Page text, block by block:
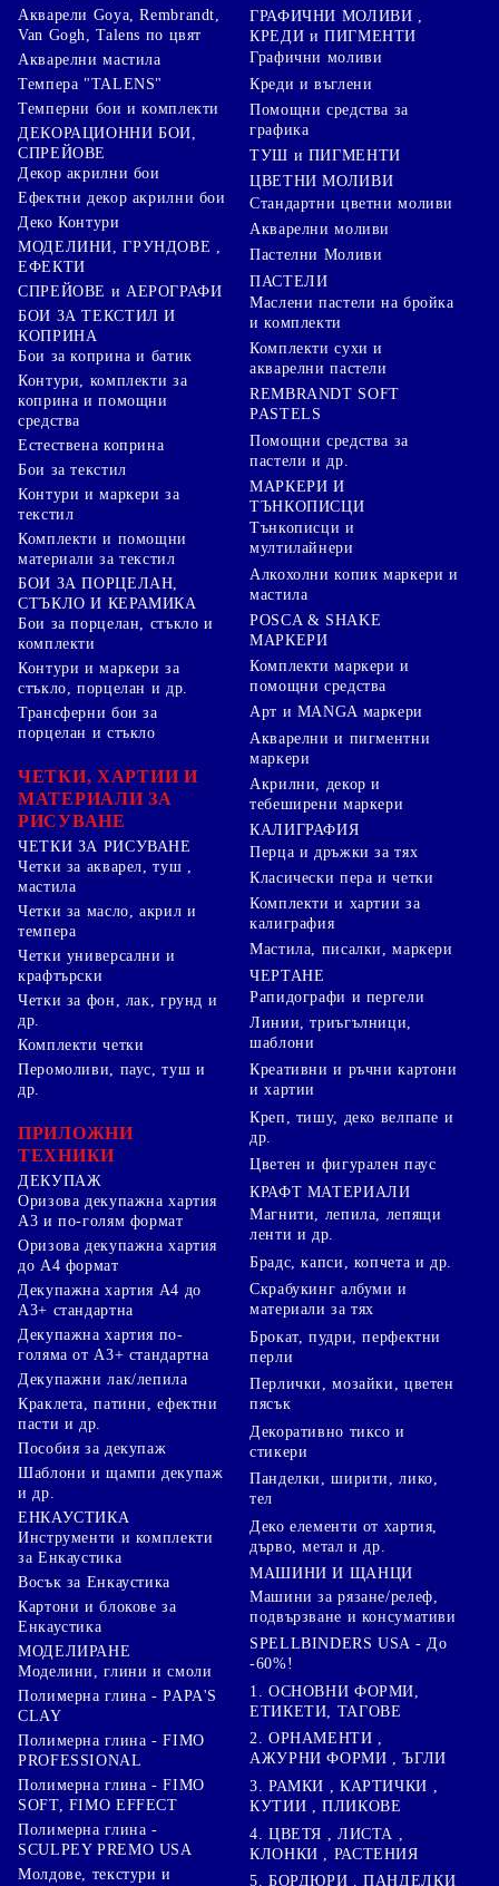
Акварели Goya, Rembrandt,
Van Gogh, Talens по цвят
Акварелни мастила
Темпера "TALENS"
Темперни бои и комплекти
ДЕКОРАЦИОННИ БОИ,
СПРЕЙОВЕ
Декор акрилни бои
Ефектни декор акрилни бои
Деко Контури
МОДЕЛИНИ, ГРУНДОВЕ ,
ЕФЕКТИ
СПРЕЙОВЕ и АЕРОГРАФИ
БОИ ЗА ТЕКСТИЛ И
КОПРИНА
Бои за коприна и батик
Контури, комплекти за
коприна и помощни
средства
Естествена коприна
Бои за текстил
Контури и маркери за
текстил
Комплекти и помощни
материали за текстил
БОИ ЗА ПОРЦЕЛАН,
СТЪКЛО И КЕРАМИКА
Бои за порцелан, стъкло и
комплекти
Контури и маркери за
стъкло, порцелан и др.
Трансферни бои за
порцелан и стъкло
ЧЕТКИ, ХАРТИИ И
МАТЕРИАЛИ ЗА
РИСУВАНЕ
ЧЕТКИ ЗА РИСУВАНЕ
Четки за акварел, туш ,
мастила
Четки за масло, акрил и
темпера
Четки универсални и
крафтърски
Четки за фон, лак, грунд и
др.
Комплекти четки
ГРАФИЧНИ МОЛИВИ ,
КРЕДИ и ПИГМЕНТИ
Графични моливи
Креди и въглени
Помощни средства за
графика
ТУШ и ПИГМЕНТИ
ЦВЕТНИ МОЛИВИ
Стандартни цветни моливи
Акварелни моливи
Пастелни Моливи
ПАСТЕЛИ
Маслени пастели на бройка
и комплекти
Комплекти сухи и
акварелни пастели
REMBRANDT SOFT
PASTELS
Помощни средства за
пастели и др.
МАРКЕРИ И
ТЪНКОПИСЦИ
Тънкописци и
мултилайнери
Алкохолни копик маркери и
мастила
POSCA & SHAKE
МАРКЕРИ
Комплекти маркери и
помощни средства
Арт и MANGA маркери
Акварелни и пигментни
маркери
Акрилни, декор и
тебеширени маркери
КАЛИГРАФИЯ
Перца и дръжки за тях
Класически пера и четки
Комплекти и хартии за
калиграфия
Мастила, писалки, маркери
ЧЕРТАНЕ
Рапидографи и пергели
Линии, триъгълници,
шаблони
Перомоливи, паус, туш и
др.
ПРИЛОЖНИ
ТЕХНИКИ
ДЕКУПАЖ
Оризова декупажна хартия
А3 и по-голям формат
Оризова декупажна хартия
до А4 формат
Декупажна хартия А4 до
А3+ стандартна
Декупажна хартия по-
голяма от А3+ стандартна
Декупажни лак/лепила
Краклета, патини, ефектни
пасти и др.
Пособия за декупаж
Шаблони и щампи декупаж
и др.
ЕНКАУСТИКА
Инструменти и комплекти
за Енкаустика
Восък за Енкаустика
Картони и блокове за
Енкаустика
МОДЕЛИРАНЕ
Моделини, глини и смоли
Полимерна глина - PAPA'S
CLAY
Полимерна глина - FIMO
PROFESSIONAL
Полимерна глина - FIMO
SOFT, FIMO EFFECT
Полимерна глина -
SCULPEY PREMO USA
Молдове, текстури и
Креативни и ръчни картони
и хартии
Креп, тишу, деко велпапе и
др.
Цветен и фигурален паус
КРАФТ МАТЕРИАЛИ
Магнити, лепила, лепящи
ленти и др.
Брадс, капси, копчета и др.
Скрабукинг албуми и
материали за тях
Брокат, пудри, перфектни
перли
Перлички, мозайки, цветен
пясък
Декоративно тиксо и
стикери
Панделки, ширити, лико,
тел
Деко елементи от хартия,
дърво, метал и др.
МАШИНИ И ЩАНЦИ
Машини за рязане/релеф,
подвързване и консумативи
SPELLBINDERS USA - До
-60%!
1. ОСНОВНИ ФОРМИ,
ЕТИКЕТИ, ТАГОВЕ
2. ОРНАМЕНТИ ,
АЖУРНИ ФОРМИ , ЪГЛИ
3. РАМКИ , КАРТИЧКИ ,
КУТИИ , ПЛИКОВЕ
4. ЦВЕТЯ , ЛИСТА ,
КЛОНКИ , РАСТЕНИЯ
5. БОРДЮРИ , ПАНДЕЛКИ